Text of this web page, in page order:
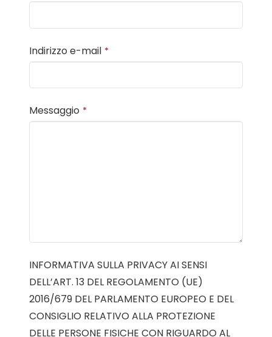
Indirizzo e-mail *
Messaggio *
INFORMATIVA SULLA PRIVACY AI SENSI
DELL’ART. 13 DEL REGOLAMENTO (UE)
2016/679 DEL PARLAMENTO EUROPEO E DEL
CONSIGLIO RELATIVO ALLA PROTEZIONE
DELLE PERSONE FISICHE CON RIGUARDO AL